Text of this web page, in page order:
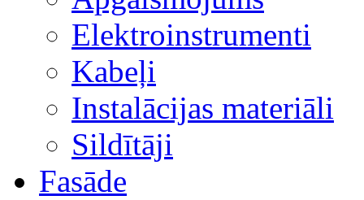
Elektroinstrumenti
Kabeļi
Instalācijas materiāli
Sildītāji
Fasāde